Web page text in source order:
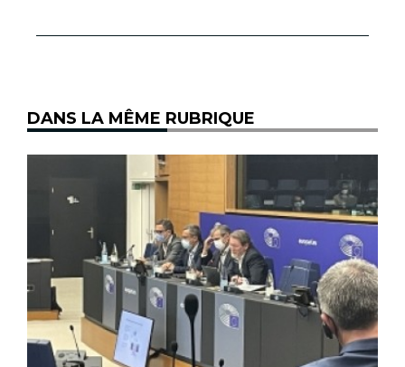
DANS LA MÊME RUBRIQUE